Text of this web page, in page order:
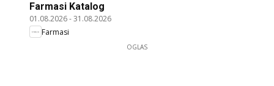
Farmasi Katalog
01.08.2026-31.08.2026
Farmasi
OGLAS